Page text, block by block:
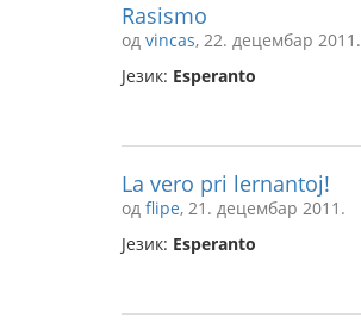
Rasismo
од vincas, 22. децембар 2011.
Језик: Esperanto
La vero pri lernantoj!
од flipe, 21. децембар 2011.
Језик: Esperanto